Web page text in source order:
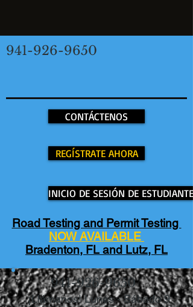
941-926-9650
CONTÁCTENOS
REGÍSTRATE AHORA
INICIO DE SESIÓN DE ESTUDIANTE
Road Testing and Permit Testing
NOW AVAILABLE
Bradenton, FL and Lutz, FL
941-926-9650
¡Llámanos! Lunes - Sábado 9